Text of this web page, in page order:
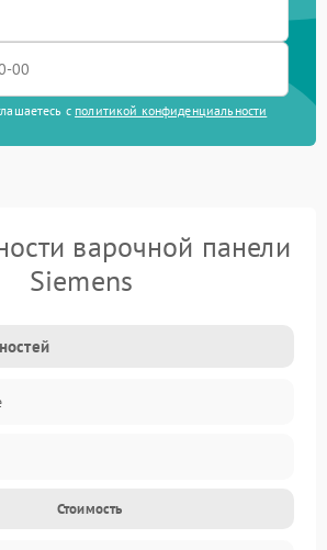
с политикой конфиденциальности
варочной панели
Siemens
Стоимость